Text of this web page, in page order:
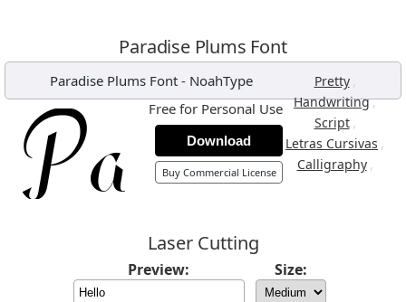
Paradise Plums Font
Paradise Plums Font- NoahType Pretty ,
Handwriting,
Script ,
Letras Cursivas ,
Calligraphy ,
Free for Personal Use
Download
Buy Commercial License
Laser Cutting
Preview: Size: